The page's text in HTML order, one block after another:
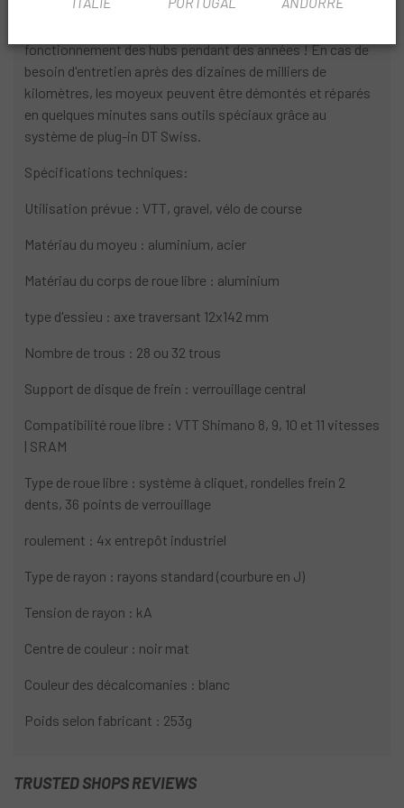
charges, les moyeux peuvent se passer de réglage du jeu
fonctionnement des hubs pendant des années ! En cas de
besoin d'entretien après des dizaines de milliers de
kilomètres, les moyeux peuvent être démontés et réparés
en quelques minutes sans outils spéciaux grâce au
système de plug-in DT Swiss.
Spécifications techniques:
Utilisation prévue : VTT, gravel, vélo de course
Matériau du moyeu : aluminium, acier
Matériau du corps de roue libre : aluminium
type d'essieu : axe traversant 12x142 mm
Nombre de trous : 28 ou 32 trous
Support de disque de frein : verrouillage central
Compatibilité roue libre : VTT Shimano 8, 9, 10 et 11 vitesses
| SRAM
Type de roue libre : système à cliquet, rondelles frein 2
dents, 36 points de verrouillage
roulement : 4x entrepôt industriel
Type de rayon : rayons standard (courbure en J)
Tension de rayon : kA
Centre de couleur : noir mat
Couleur des décalcomanies : blanc
Poids selon fabricant : 253g
TRUSTED SHOPS REVIEWS